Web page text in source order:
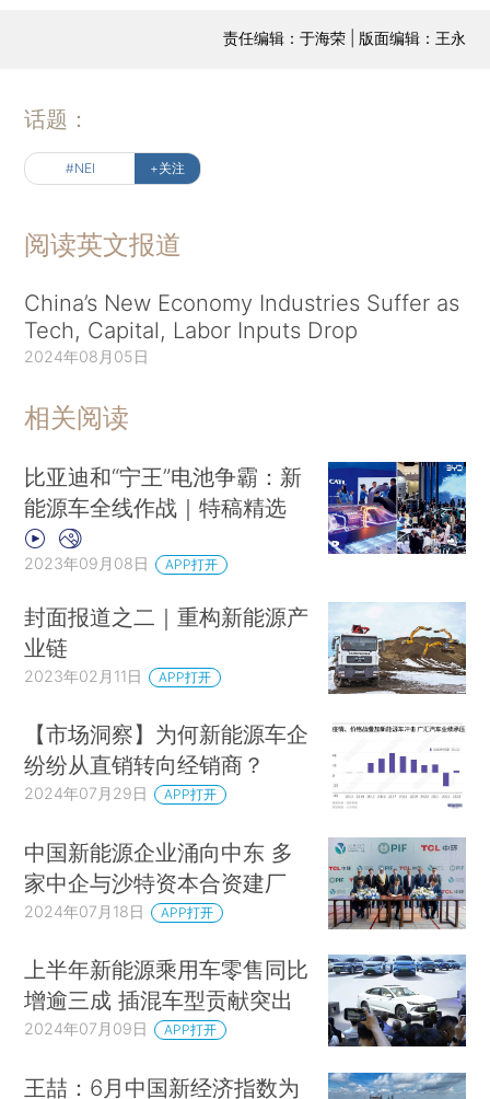
责任编辑：于海荣 | 版面编辑：王永
话题：
#NEI +关注
阅读英文报道
China’s New Economy Industries Suffer as
Tech, Capital, Labor Inputs Drop
2024年08月05日
相关阅读
比亚迪和“宁王”电池争霸：新
能源车全线作战｜特稿精选
2023年09月08日 APP打开
封面报道之二｜重构新能源产
业链
2023年02月11日 APP打开
【市场洞察】为何新能源车企
纷纷从直销转向经销商？
2024年07月29日 APP打开
中国新能源企业涌向中东 多
家中企与沙特资本合资建厂
2024年07月18日 APP打开
上半年新能源乘用车零售同比
增逾三成 插混车型贡献突出
2024年07月09日 APP打开
王喆：6月中国新经济指数为